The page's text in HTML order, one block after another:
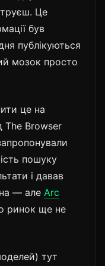
Це
був
публікуються
мозок просто
це на
The Browser
пошуку
і давав
— але Arc
ринок ще не
тут